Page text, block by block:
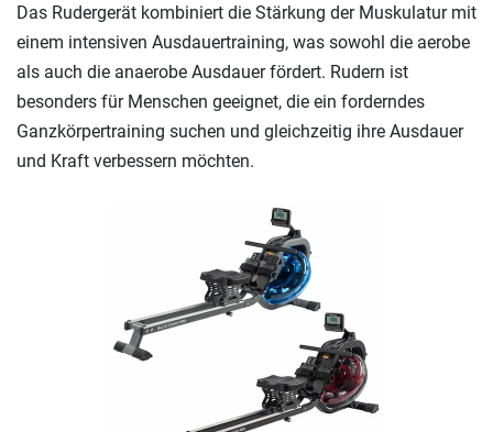
Das Rudergerät kombiniert die Stärkung der Muskulatur mit
einem intensiven Ausdauertraining, was sowohl die aerobe
als auch die anaerobe Ausdauer fördert. Rudern ist
besonders für Menschen geeignet, die ein forderndes
Ganzkörpertraining suchen und gleichzeitig ihre Ausdauer
und Kraft verbessern möchten.